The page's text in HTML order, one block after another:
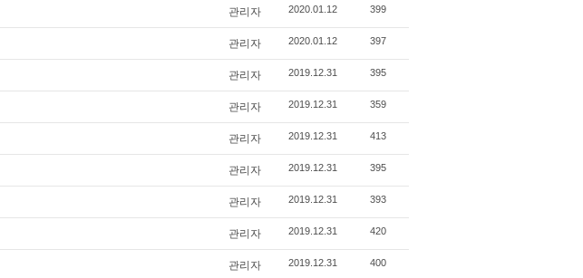
관리자 2020.01.12 399
관리자 2020.01.12 397
관리자 2019.12.31 395
관리자 2019.12.31 359
관리자 2019.12.31 413
관리자 2019.12.31 395
관리자 2019.12.31 393
관리자 2019.12.31 420
관리자 2019.12.31 400